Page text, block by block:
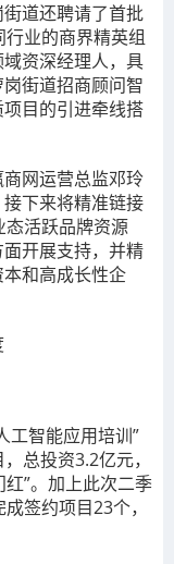
道还聘请了首批
业的商界精英组
资深经理人，具
街道招商顾问智
目的引进牵线搭
网运营总监邓玲
下来将精准链接
活跃品牌资源
开展支持，并精
和高成长性企
智能应用培训”
总投资3.2亿元，
”。加上此次二季
签约项目23个，